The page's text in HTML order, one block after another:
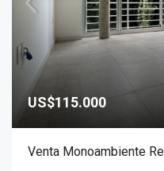
US$115.000